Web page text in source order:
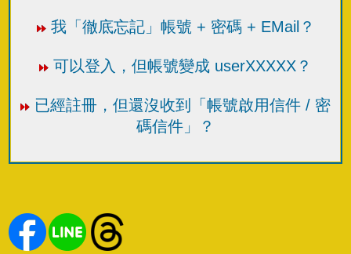
我「徹底忘記」帳號 + 密碼 + EMail？
可以登入，但帳號變成 userXXXXX？
已經註冊，但還沒收到「帳號啟用信件 / 密
碼信件」？